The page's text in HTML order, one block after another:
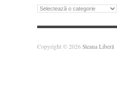
Categorii
Copyright © 2026 Steaua Liberă